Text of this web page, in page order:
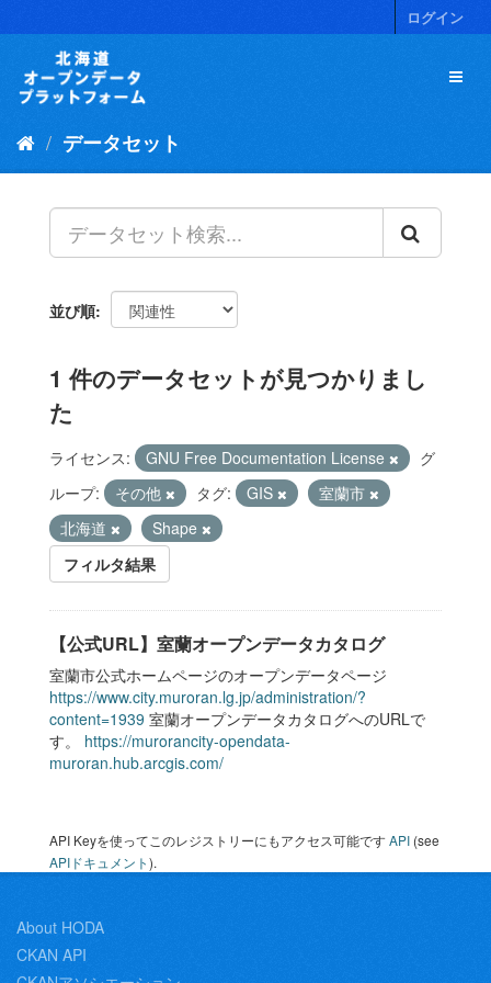
キ
ログイン
データセット
並び順
1 件のデータセットが見つかりまし
た
ライセンス: GNU Free Documentation License
グ
ループ:
その他 タグ: GIS
室蘭市
北海道
Shape
フィルタ結果
【公式URL】室蘭オープンデータカタログ
室蘭市公式ホームページのオープンデータページ
https://www.city.muroran.lg.jp/administration/?
content=1939 室蘭オープンデータカタログへのURLで
す。 https://murorancity-opendata-
muroran.hub.arcgis.com/
API Keyを使ってこのレジストリーにもアクセス可能ですAPI (see
APIドキュメント).
About HODA
CKAN API